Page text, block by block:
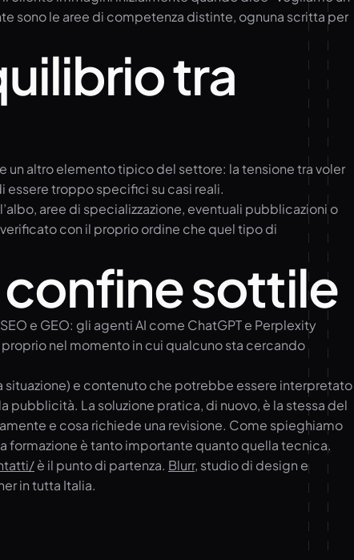
sono le aree di competenza distinte, ognuna scritta per
tra
un altro elemento tipico del settore: la tensione tra voler
essere troppo specifici su casi reali.
aree di specializzazione, eventuali pubblicazioni o
con il proprio ordine che quel tipo di
sottile
e GEO: gli agenti AI come ChatGPT e Perplexity
nel momento in cui qualcuno sta cercando
e contenuto che potrebbe essere interpretato
La soluzione pratica, di nuovo, è la stessa del
e cosa richiede una revisione. Come spieghiamo
è tanto importante quanto quella tecnica.
è il punto di partenza. Blurr, studio di design e
in tutta Italia.